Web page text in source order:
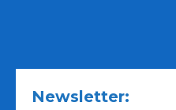
Newsletter: